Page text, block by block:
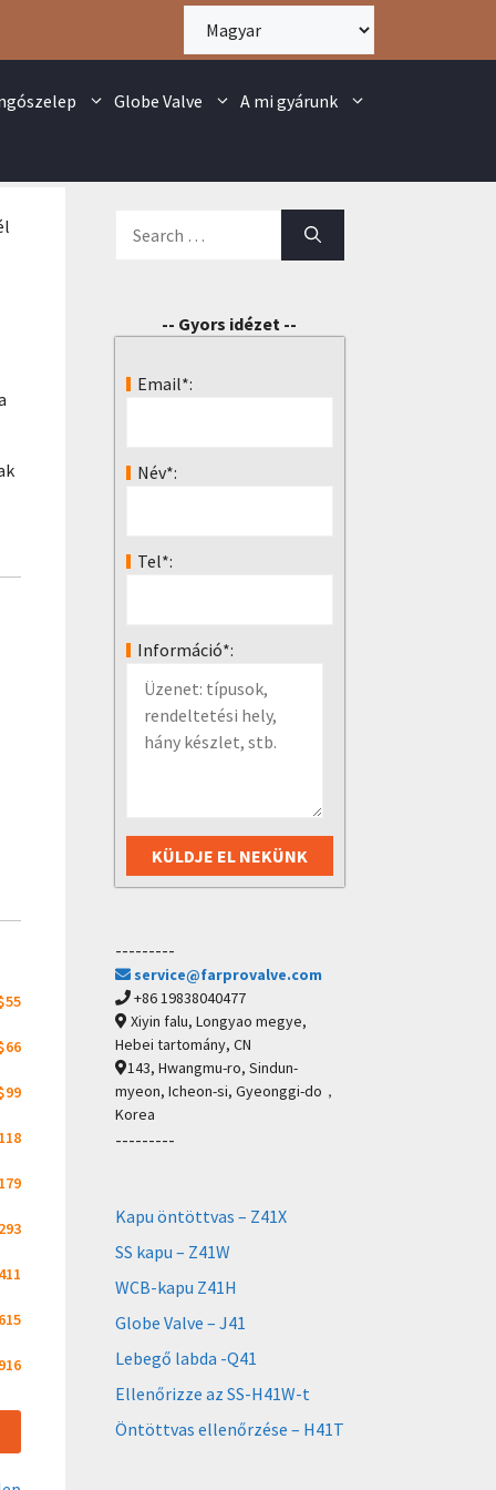
Globe Valve
A mi gyárunk
-- Gyors idézet --
Email*:
Név*:
Tel*:
Információ*:
---------
service@farprovalve.com
+86 19838040477
Xiyin falu, Longyao megye,
Hebei tartomány, CN
143, Hwangmu-ro, Sindun-
myeon, Icheon-si, Gyeonggi-do，
Korea
---------
Kapu öntöttvas – Z41X
SS kapu – Z41W
WCB-kapu Z41H
Globe Valve – J41
Lebegő labda -Q41
Ellenőrizze az SS-H41W-t
Öntöttvas ellenőrzése – H41T